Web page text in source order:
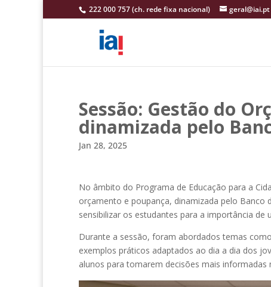
222 000 757 (ch. rede fixa nacional) geral@iai.pt
Sessão: Gestão do
dinamizada pelo
Jan 28, 2025
No âmbito do Programa de Educação para a
orçamento e poupança, dinamizada pelo Banco
sensibilizar os estudantes para a importância
Durante a sessão, foram abordados temas
exemplos práticos adaptados ao dia a dia dos
alunos para tomarem decisões mais informadas